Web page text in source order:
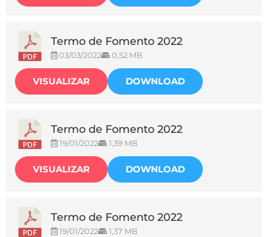
Termo de Fomento 2022
03/03/2022 0,52 MB
VISUALIZAR DOWNLOAD
Termo de Fomento 2022
19/01/2022 1,39 MB
VISUALIZAR DOWNLOAD
Termo de Fomento 2022
19/01/2022 1,37 MB